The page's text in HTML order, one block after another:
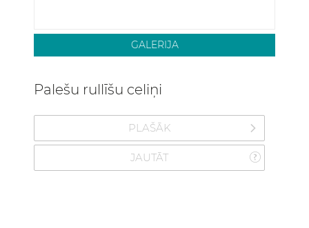
Palešu rullīšu celiņi
PLAŠĀK
JAUTĀT
GALERIJA